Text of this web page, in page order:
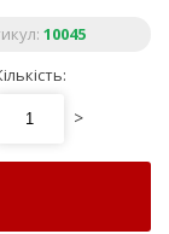
10045
>